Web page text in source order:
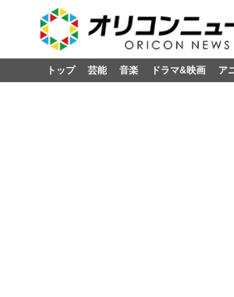
トップ 芸能 音楽 ドラマ&映画 ア